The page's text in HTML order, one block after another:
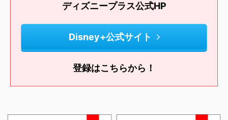
ディズニープラス公式HP
Disney+公式サイト
登録はこちらから！